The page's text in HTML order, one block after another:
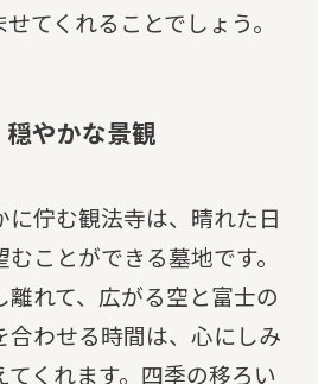
てくれることでしょう。
やかな景観
佇む観法寺は、晴れた日
ことができる墓地です。
離れて、広がる空と富士の
合わせる時間は、心にしみ
くれます。四季の移ろい